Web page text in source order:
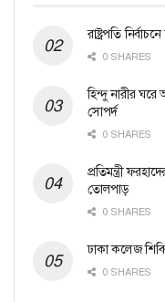
রাষ্ট্রপতি
0 SHARES
হিন্দু নারীর
সোপর্দ
0 SHARES
প্রতিমন্ত্রী
তোলপাড়
0 SHARES
ঢাকা কলেজ
0 SHARES